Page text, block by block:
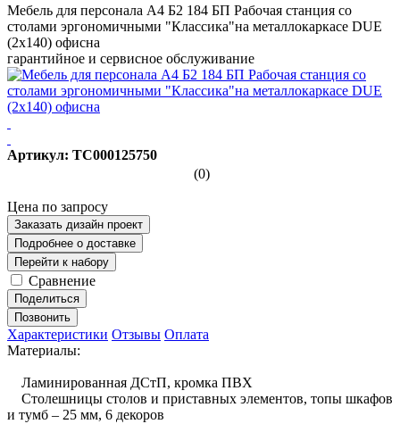
Мебель для персонала А4 Б2 184 БП Рабочая станция со
столами эргономичными "Классика"на металлокаркасе DUE
(2х140) офисна
гарантийное и сервисное обслуживание
Артикул: ТС000125750
(0)
Цена по запросу
Заказать дизайн проект
Подробнее о доставке
Перейти к набору
Сравнение
Поделиться
Позвонить
Характеристики Отзывы Оплата
Материалы:
Ламинированная ДСтП, кромка ПВХ
Столешницы столов и приставных элементов, топы шкафов
и тумб – 25 мм, 6 декоров